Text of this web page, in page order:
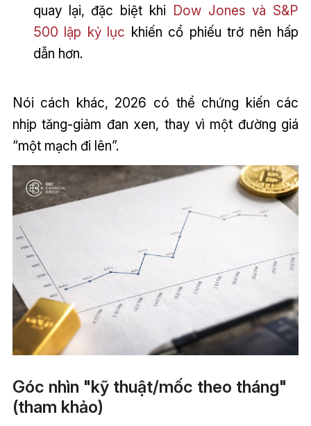
quay lại, đặc biệt khi Dow Jones và S&P
500 lập kỷ lục khiến cổ phiếu trở nên hấp
dẫn hơn.
Nói cách khác, 2026 có thể chứng kiến các
nhịp tăng-giảm đan xen, thay vì một đường giá
“một mạch đi lên”.
Góc nhìn "kỹ thuật/mốc theo tháng"
(tham khảo)